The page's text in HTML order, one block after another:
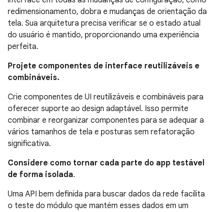
redimensionamento, dobra e mudanças de orientação da
tela. Sua arquitetura precisa verificar se o estado atual
do usuário é mantido, proporcionando uma experiência
perfeita.
Projete componentes de interface reutilizáveis e
combináveis.
Crie componentes de UI reutilizáveis e combináveis para
oferecer suporte ao design adaptável. Isso permite
combinar e reorganizar componentes para se adequar a
vários tamanhos de tela e posturas sem refatoração
significativa.
Considere como tornar cada parte do app testável
de forma isolada.
Uma API bem definida para buscar dados da rede facilita
o teste do módulo que mantém esses dados em um